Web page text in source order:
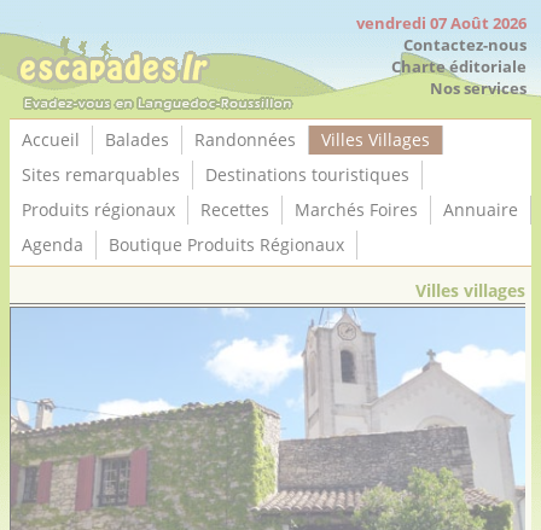
vendredi 07 Août 2026
Contactez-nous
Charte éditoriale
Nos services
Accueil Balades Randonnées
Villes Villages
Sites remarquables
Destinations touristiques
Produits régionaux
Recettes Marchés Foires
Annuaire
Agenda
Boutique Produits Régionaux
Villes villages